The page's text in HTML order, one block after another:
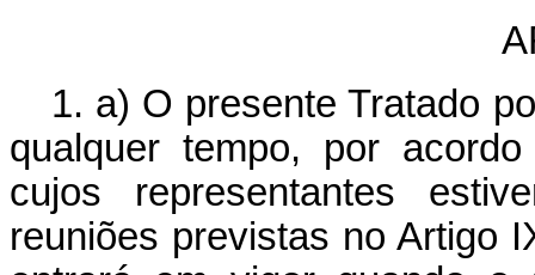
1. a) O presente Tratado
qualquer tempo, por
cujos representantes
reuniões previstas no Artigo